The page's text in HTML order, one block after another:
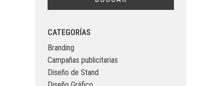
CATEGORÍAS
Branding
Campañas publicitarias
Diseño de Stand